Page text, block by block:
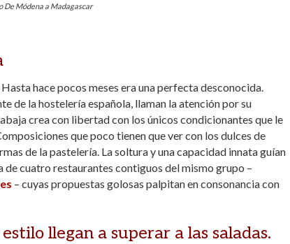
Módena a Madagascar
hace pocos meses era una perfecta desconocida.
de la hostelería española, llaman la atención por su
crea con libertad con los únicos condicionantes que le
que poco tienen que ver con los dulces de
de la pastelería. La soltura y una capacidad innata guían
cuatro restaurantes contiguos del mismo grupo –
– cuyas propuestas golosas palpitan en consonancia con
llegan a superar a las saladas.